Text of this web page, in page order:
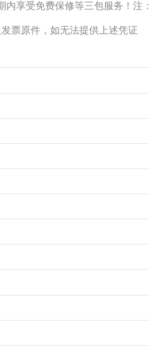
享受免费保修等三包服务！注：
票原件，如无法提供上述凭证